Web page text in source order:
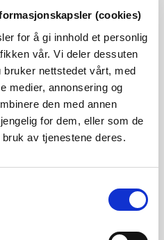
(cookies)
for å gi innhold et personlig
vår. Vi deler dessuten
nettstedet vårt, med
medier, annonsering og
den med annen
for dem, eller som de
av tjenestene deres.
i listen under.Meldinger og
Side skal ikke sendes til
sendes via Min Side for